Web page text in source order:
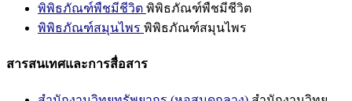
พิพิธภัณฑ์พืชมีชีวิต พิพิธภัณฑ์พืชมีชีวิต
พิพิธภัณฑ์สมุนไพร พิพิธภัณฑ์สมุนไพร
สารสนเทศและการสื่อสาร